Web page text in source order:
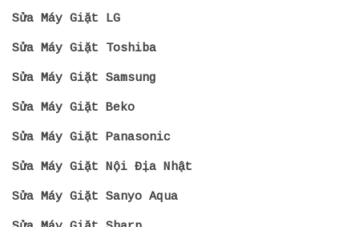
Sửa Máy Giặt LG
Sửa Máy Giặt Toshiba
Sửa Máy Giặt Samsung
Sửa Máy Giặt Beko
Sửa Máy Giặt Panasonic
Sửa Máy Giặt Nội Địa Nhật
Sửa Máy Giặt Sanyo Aqua